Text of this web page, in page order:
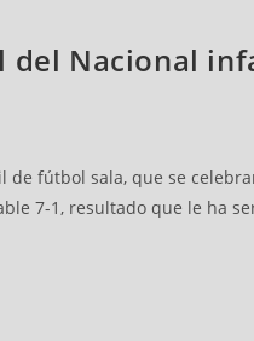
del Nacional
fútbol sala, que se
7-1, resultado que le ha